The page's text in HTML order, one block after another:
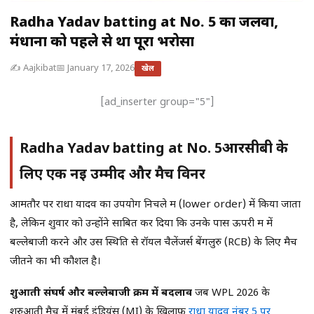
Radha Yadav batting at No. 5 का जलवा,
मंधाना को पहले से था पूरा भरोसा
✍️ Aajkibat📅 January 17, 2026 खेल
[ad_inserter group="5"]
Radha Yadav batting at No. 5आरसीबी के
लिए एक नई उम्मीद और मैच विनर
आमतौर पर राधा यादव का उपयोग निचले क्रम (lower order) में किया जाता
है, लेकिन शुक्रवार को उन्होंने साबित कर दिया कि उनके पास ऊपरी क्रम में
बल्लेबाजी करने और उस स्थिति से रॉयल चैलेंजर्स बेंगलुरु (RCB) के लिए मैच
जीतने का भी कौशल है।
शुरुआती संघर्ष और बल्लेबाजी क्रम में बदलाव जब WPL 2026 के